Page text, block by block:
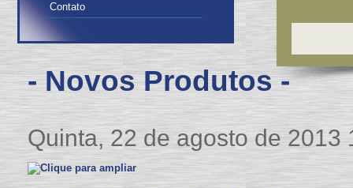
Contato
- Novos Produtos -
Quinta, 22 de agosto de 2013